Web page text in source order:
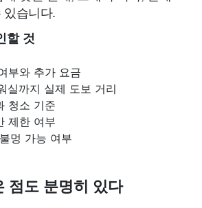
습니다.
할 것
부와 추가 요금
실까지 실제 도보 거리
청소 기준
제한 여부
멍 가능 여부
점도 분명히 있다